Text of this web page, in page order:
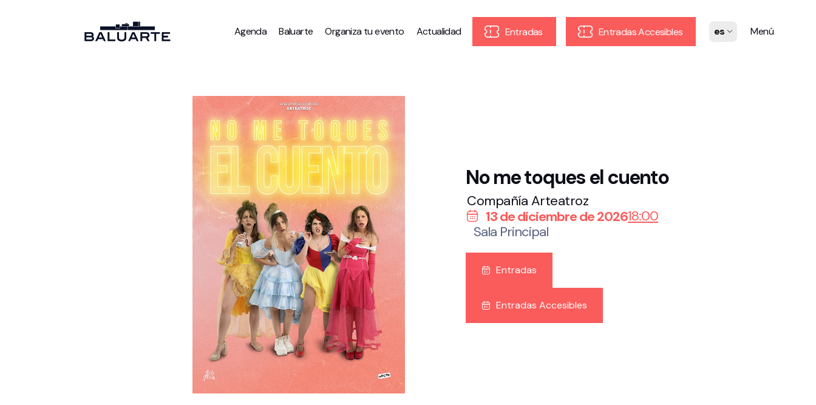
Agenda Baluarte Organiza tu evento Actualidad Entradas Entradas Accesibles es Menú
No me toques el cuento
Compañía Arteatroz
13 de diciembre de 202618:00
Sala Principal
Entradas
Entradas Accesibles